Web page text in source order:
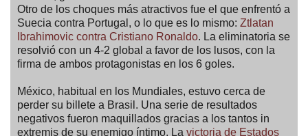
Otro de los choques más atractivos fue el que enfrentó a
Suecia contra Portugal, o lo que es lo mismo: Ztlatan
Ibrahimovic contra Cristiano Ronaldo. La eliminatoria se
resolvió con un 4-2 global a favor de los lusos, con la
firma de ambos protagonistas en los 6 goles.
México, habitual en los Mundiales, estuvo cerca de
perder su billete a Brasil. Una serie de resultados
negativos fueron maquillados gracias a los tantos in
extremis de su enemigo íntimo. La victoria de Estados